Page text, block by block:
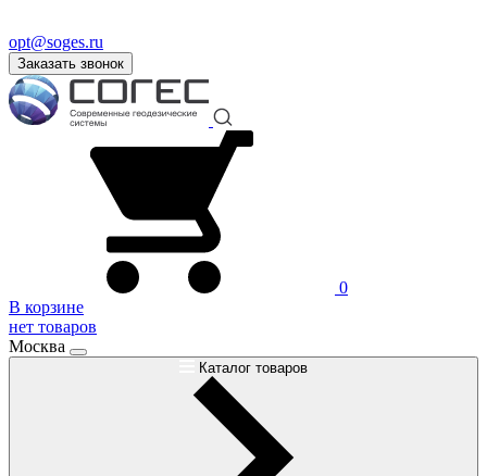
opt@soges.ru
Заказать звонок
0
В корзине
нет товаров
Москва
Каталог товаров